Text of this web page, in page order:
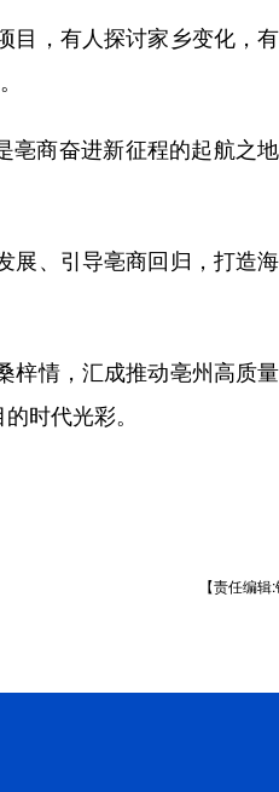
，有人探讨家乡变化，
亳商奋进新征程的起航之
、引导亳商回归，打造
情，汇成推动亳州高质
时代光彩。
【责任编辑: